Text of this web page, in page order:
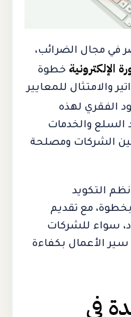
في مجال الضرائب،
الإلكترونية خطوة
والامتثال للمعايير
الفقري لهذه
السلع والخدمات
الشركات ومصلحة
التكويد
مع تقديم
سواء للشركات
سير الأعمال بكفاءة
في